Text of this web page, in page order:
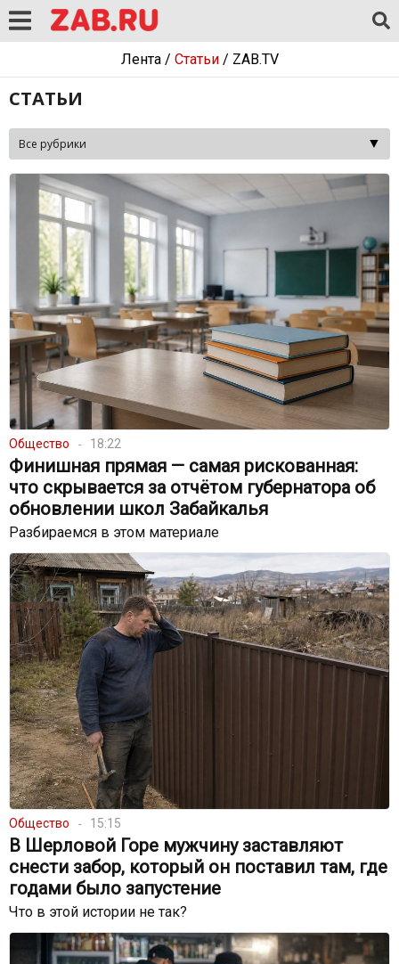
Лента/ Статьи/ ZAB.TV
СТАТЬИ
Общество 18:22
Финишная прямая — самая рискованная:
что скрывается за отчётом губернатора об
обновлении школ Забайкалья
Разбираемся в этом материале
Общество 15:15
В Шерловой Горе мужчину заставляют
снести забор, который он поставил там, где
годами было запустение
Что в этой истории не так?